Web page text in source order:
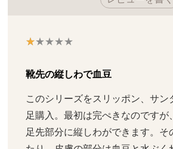
靴先の縦しわで血豆
このシリーズをスリッポン、サン
足購入。最初は完ぺきなのですが
足先部分に縦しわができます。そ